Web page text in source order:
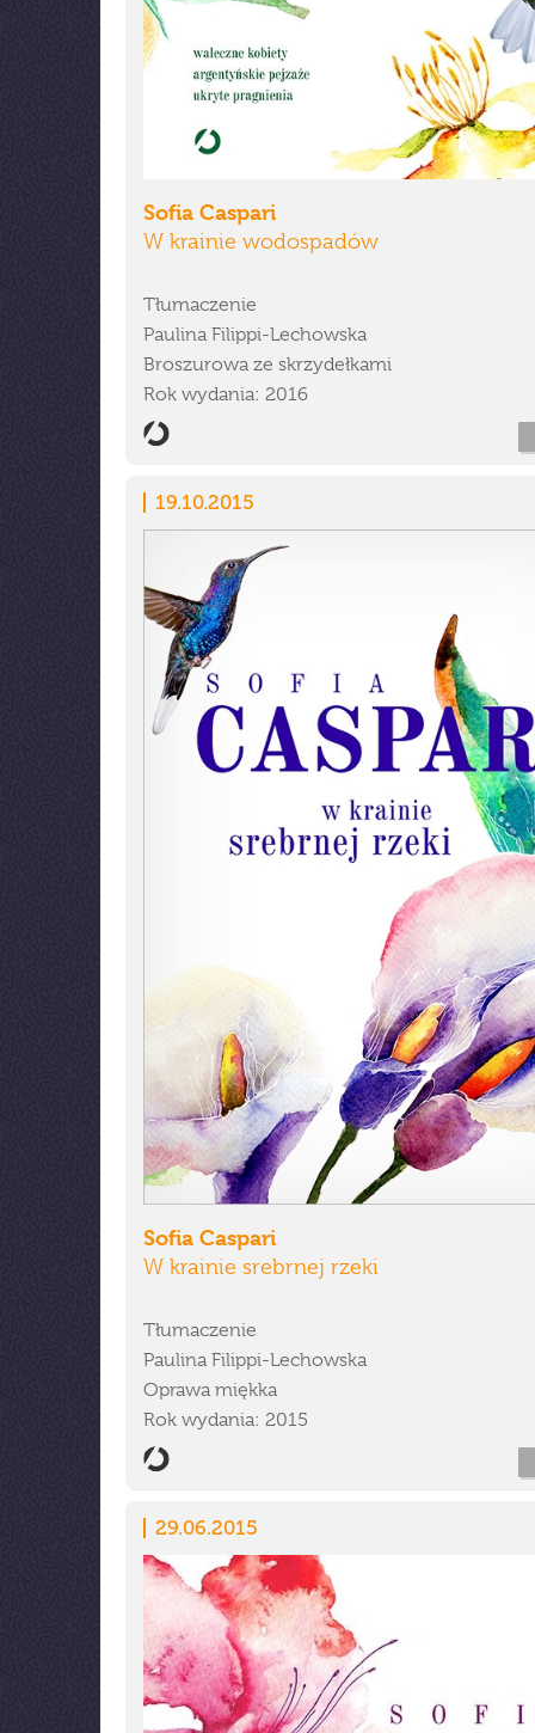
Sofia Caspari
W krainie wodospadów
Tłumaczenie
Paulina Filippi-Lechowska
Broszurowa ze skrzydełkami
Rok wydania: 2016
19.10.2015
Sofia Caspari
W krainie srebrnej rzeki
Tłumaczenie
Paulina Filippi-Lechowska
Oprawa miękka
Rok wydania: 2015
29.06.2015